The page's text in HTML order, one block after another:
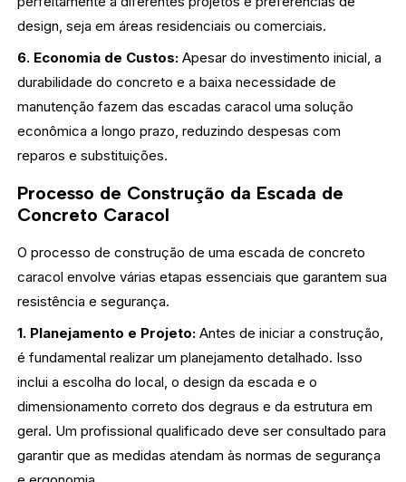
design, seja em áreas residenciais ou comerciais.
6. Economia de Custos: Apesar do investimento inicial, a
durabilidade do concreto e a baixa necessidade de
manutenção fazem das escadas caracol uma solução
econômica a longo prazo, reduzindo despesas com
reparos e substituições.
Processo de Construção da Escada de
Concreto Caracol
O processo de construção de uma escada de concreto
caracol envolve várias etapas essenciais que garantem sua
resistência e segurança.
1. Planejamento e Projeto: Antes de iniciar a construção,
é fundamental realizar um planejamento detalhado. Isso
inclui a escolha do local, o design da escada e o
dimensionamento correto dos degraus e da estrutura em
geral. Um profissional qualificado deve ser consultado para
garantir que as medidas atendam às normas de segurança